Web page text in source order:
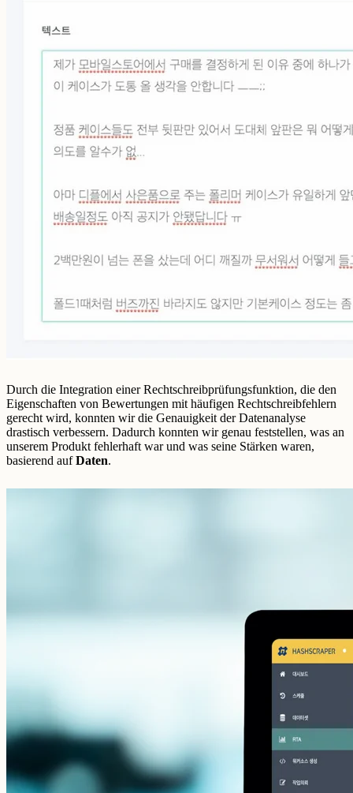
Durch die Integration einer Rechtschreibprüfungsfunktion, die den
Eigenschaften von Bewertungen mit häufigen Rechtschreibfehlern
gerecht wird, konnten wir die Genauigkeit der Datenanalyse
drastisch verbessern. Dadurch konnten wir genau feststellen, was an
unserem Produkt fehlerhaft war und was seine Stärken waren,
basierend aufDaten.